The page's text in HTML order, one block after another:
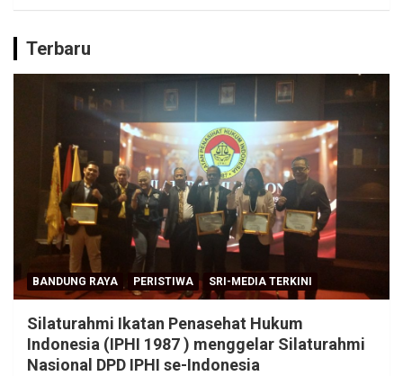
Terbaru
BANDUNG RAYA PERISTIWA SRI-MEDIA TERKINI
Silaturahmi Ikatan Penasehat Hukum
Indonesia (IPHI 1987 ) menggelar Silaturahmi
Nasional DPD IPHI se-Indonesia